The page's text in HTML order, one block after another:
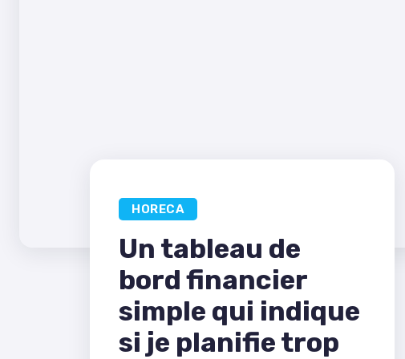
HORECA
Un tableau de
bord financier
simple qui indique
si je planifie trop